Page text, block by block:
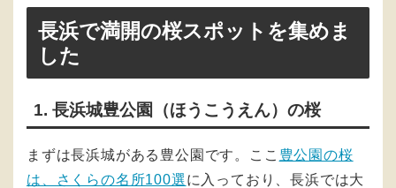
長浜で満開の桜スポットを集めま
した
1. 長浜城豊公園（ほうこうえん）の桜
まずは長浜城がある豊公園です。ここ 豊公園の桜
は、さくらの名所100選に入っており、長浜では大